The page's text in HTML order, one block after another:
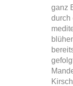
ganz
durch